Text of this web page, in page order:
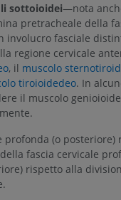
sottoioidei—nota
pretracheale della
fasciale
regione cervicale
, il muscolo
tiroioidedeo. In
il muscolo
profonda (o posteriore)
fascia cervicale
rispetto alla